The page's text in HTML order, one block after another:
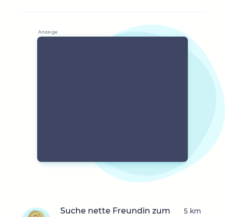
Suche nette Freundin zum
5 km